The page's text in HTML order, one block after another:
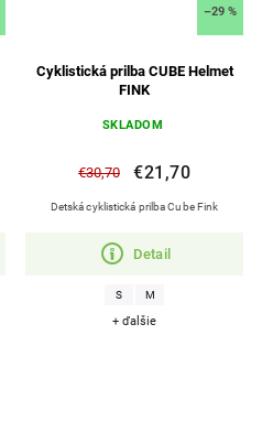
–29 %
Cyklistická prilba CUBE Helmet
FINK
SKLADOM
€30,70 €21,70
Detail
Detská cyklistická prilba Cube Fink
S M
+ ďalšie